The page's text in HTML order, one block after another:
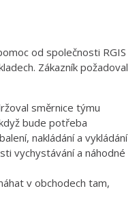
od společnosti RGIS
Zákazník požadoval
směrnice týmu
bude potřeba
nakládání a vykládání
vychystávání a náhodné
v obchodech tam,